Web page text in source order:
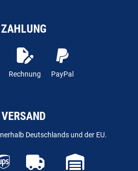
ZAHLUNG
Rechnung PayPal
VERSAND
Deutschlands und der EU.